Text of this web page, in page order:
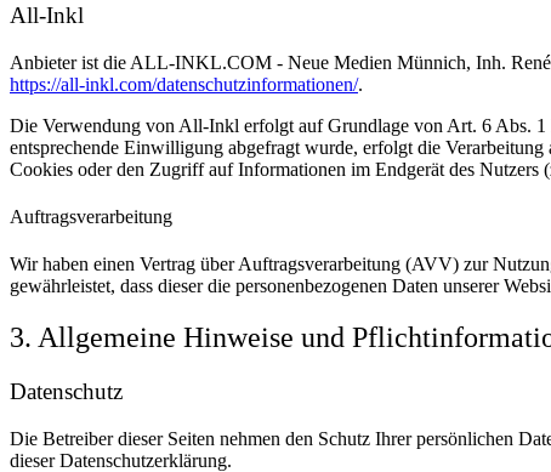
All-Inkl
Anbieter ist die ALL-INKL.COM - Neue Medien Münnich, Inh.
https://all-inkl.com/datenschutzinformationen/.
Die Verwendung von All-Inkl erfolgt auf Grundlage von Art. 6 Abs. 1
entsprechende Einwilligung abgefragt wurde, erfolgt die
Cookies oder den Zugriff auf Informationen im Endgerät des
Auftragsverarbeitung
Wir haben einen Vertrag über Auftragsverarbeitung (AVV) zur
gewährleistet, dass dieser die personenbezogenen Daten unserer
3. Allgemeine Hinweise und
Datenschutz
Die Betreiber dieser Seiten nehmen den Schutz Ihrer persönlichen
dieser Datenschutzerklärung.